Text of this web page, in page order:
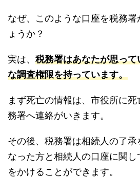
なぜ、このような口座を税務署
ょうか？
実は、 税務署はあなたが思っ
な調査権限を持っています。
まず死亡の情報は、市役所に
務署へ連絡がいきます。
その後、税務署は相続人の了承
なった方と相続人の口座に関
をかけることができます。